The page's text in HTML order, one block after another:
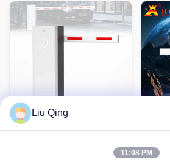
kontrol pintu masuk yang cerdas
bagi karyawan, pengunjung,
dan personel yang berwenang.
LED
anti-
Liu Qing
11:08 PM